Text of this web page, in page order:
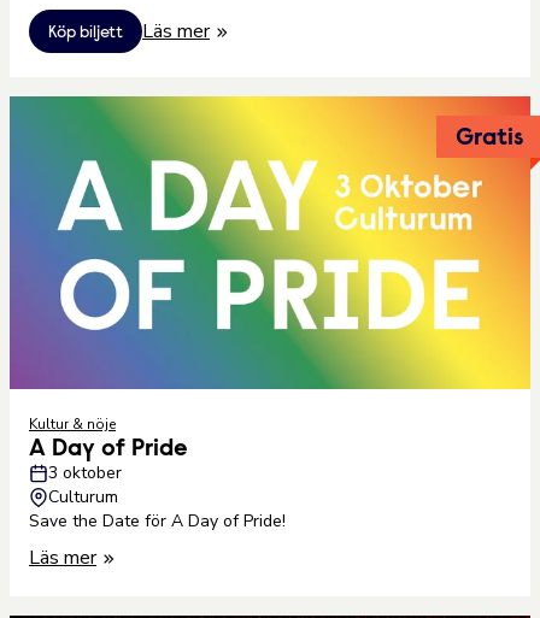
Köp biljett Läs mer
Gratis
Kultur & nöje
A Day of Pride
3 oktober
Culturum
Save the Date för A Day of Pride!
Läs mer